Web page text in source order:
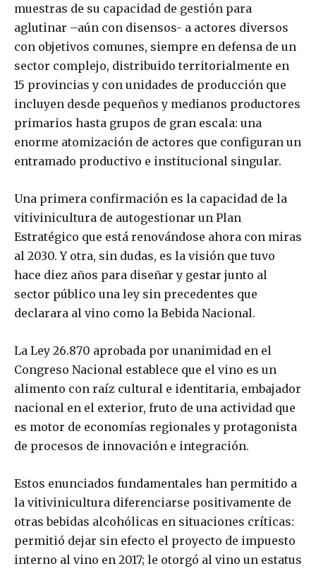
muestras de su capacidad de gestión para
aglutinar –aún con disensos- a actores diversos
con objetivos comunes, siempre en defensa de un
sector complejo, distribuido territorialmente en
15 provincias y con unidades de producción que
incluyen desde pequeños y medianos productores
primarios hasta grupos de gran escala: una
enorme atomización de actores que configuran un
entramado productivo e institucional singular.
Una primera confirmación es la capacidad de la
vitivinicultura de autogestionar un Plan
Estratégico que está renovándose ahora con miras
al 2030. Y otra, sin dudas, es la visión que tuvo
hace diez años para diseñar y gestar junto al
sector público una ley sin precedentes que
declarara al vino como la Bebida Nacional.
La Ley 26.870 aprobada por unanimidad en el
Congreso Nacional establece que el vino es un
alimento con raíz cultural e identitaria, embajador
nacional en el exterior, fruto de una actividad que
es motor de economías regionales y protagonista
de procesos de innovación e integración.
Estos enunciados fundamentales han permitido a
la vitivinicultura diferenciarse positivamente de
otras bebidas alcohólicas en situaciones críticas:
permitió dejar sin efecto el proyecto de impuesto
interno al vino en 2017; le otorgó al vino un estatus